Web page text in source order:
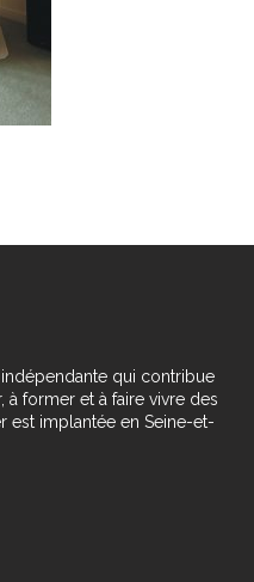
qui contribue
à former et à faire vivre des
est implantée en Seine-et-